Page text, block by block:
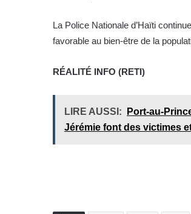
La Police Nationale d’Haïti
favorable au bien-être de la
RÉALITÉ INFO (RETI)
LIRE AUSSI:
Port-au-
Jérémie font des victimes